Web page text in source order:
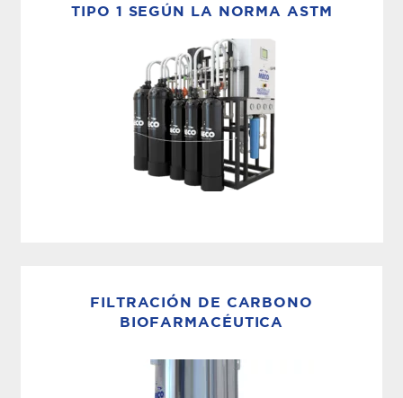
TIPO 1 SEGÚN LA NORMA ASTM
MICRO) es un sistema de agua ultrapura
totalmente integrado, diseñado para producir
aplicaciones críticas en los ámbitos de
laboratorio, médico, farmacéutico y...
FILTRACIÓN DE CARBONO
BIOFARMACÉUTICA